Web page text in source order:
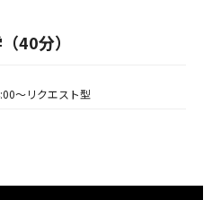
40分）
〜リクエスト型